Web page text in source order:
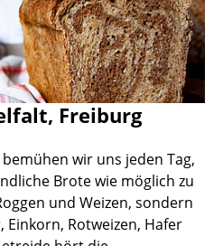
Freiburg
wir uns jeden Tag,
Brote wie möglich zu
und Weizen, sondern
Einkorn, Rotweizen, Hafer